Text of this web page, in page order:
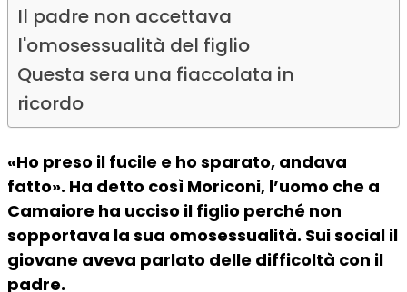
Il padre non accettava
l'omosessualità del figlio
Questa sera una fiaccolata in
ricordo
«Ho preso il fucile e ho sparato, andava
fatto». Ha detto così Moriconi, l’uomo che a
Camaiore ha ucciso il figlio perché non
sopportava la sua omosessualità. Sui social il
giovane aveva parlato delle difficoltà con il
padre.